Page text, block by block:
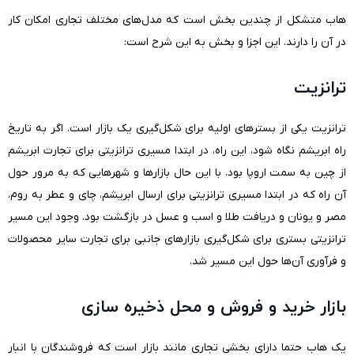
هاب متشکل از چندین بخش است که مدل‌های مختلف تجاری امکان کار
در آن را دارند. این اجزا و بخش به این شرح است:
ترانزیت
ترانزیت یکی از بستر‌های اولیه برای شکل‌گیری یک بازار است. اگر به تاریخ
راه ابریشم نگاه شود، این راه، در ابتدا مسیری ترانزیتی برای تجارت ابریشم
از چین به سمت اروپا بود. با این حال بازارها و شهر‌هایی که به مرور حول
آن راه که در ابتدا مسیری ترانزیتی برای ارسال ابریشم، چای و عطر به روم،
مصر و یونان و دریافت طلا و اسب و عسل در بازگشت بود. وجود این مسیر
ترانزیتی بستری برای شکل‌گیری بازارهای جانبی برای تجارت سایر محصولات
و فرآوری آن‌ها حول این مسیر شد.
بازار خرید و فروش و محل ذخیره سازی
یک هاب حتما دارای بخشی تجاری مانند بازار است که فروشندگان با انبار